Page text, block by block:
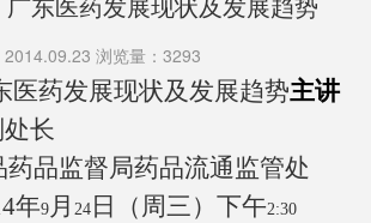
东医药发展现状及发展趋势
2014.09.23 浏览量：3293
医药发展现状及发展趋势主讲
长
药品监督局药品流通监管处
年9 月24 日（周三）下午2:30